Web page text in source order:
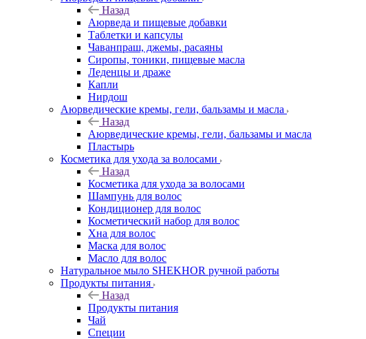
Назад
Аюрведа и пищевые добавки
Таблетки и капсулы
Чаванпраш, джемы, расаяны
Сиропы, тоники, пищевые масла
Леденцы и драже
Капли
Нирдош
Аюрведические кремы, гели, бальзамы и масла
Назад
Аюрведические кремы, гели, бальзамы и масла
Пластырь
Косметика для ухода за волосами
Назад
Косметика для ухода за волосами
Шампунь для волос
Кондиционер для волос
Косметический набор для волос
Хна для волос
Маска для волос
Масло для волос
Натуральное мыло SHEKHOR ручной работы
Продукты питания
Назад
Продукты питания
Чай
Специи